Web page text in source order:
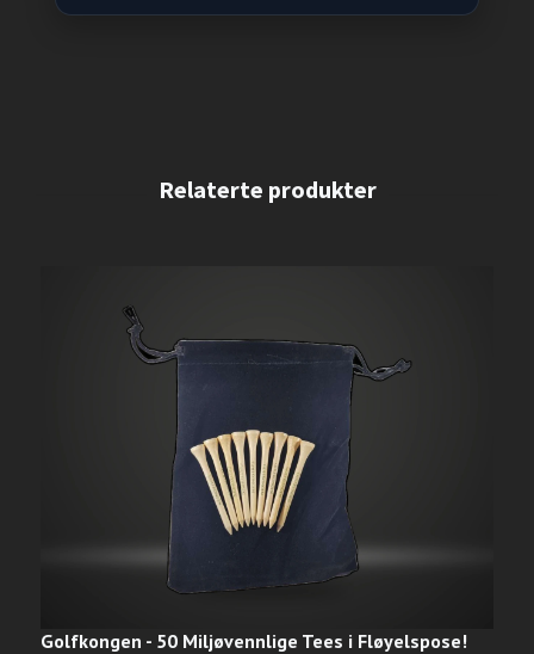
Golfkongen - 50 Miljøvennlige Tees i Fløyelspose!